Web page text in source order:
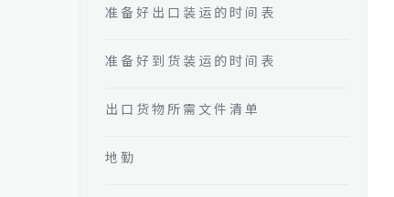
准备好出口装运的时间表
准备好到货装运的时间表
出口货物所需文件清单
地勤